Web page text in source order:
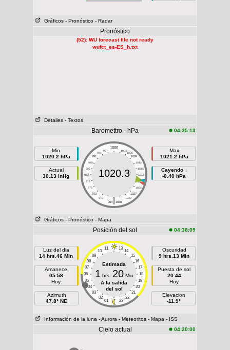
Gráficos - Pronóstico - Radar
Pronóstico
(52): WU forecast file not ready
wufct_es-ES_h.txt
Detalles - Textos
Baromettro - hPa 04:35:13
Min
1020.2 hPa
Actual
30.13 inHg
1000
997 1003
994
1006
991
1009
988
1012
985
1015
982
1018
979
1021
976
1024
973
1027
970
1030
|
964 1036
1020.3
Max
1021.2 hPa
Cayendo ↓
-0.40 hPa
Gráficos - Pronóstico - Mapa
Posición del sol 04:38:09
Luz del dia
14 hrs.46 Min
Amanece
05:58
Hoy
Azimuth
47.8° NE
11 13
10
14
09
15
08
16
07
17
06
18
05
19
04
20
03
21
02
22
01 23
Estimada
1 hrs. 20Min
A la salida
del sol
Oscuridad
9 hrs.13 Min
Puesta de sol
20:44
Hoy
Elevacion
-11.9°
Información de la luna - Aurora - Meteoritos - Mapa - ISS
Cielo actual 04:20:00